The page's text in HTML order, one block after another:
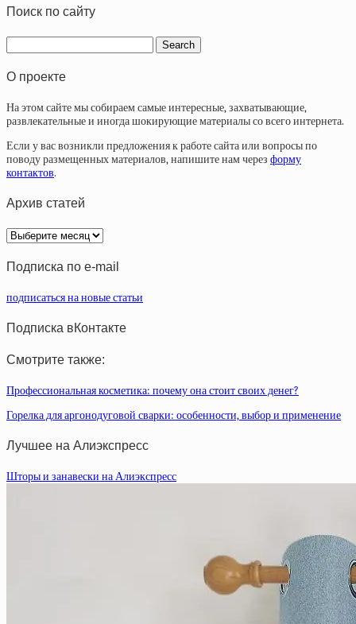
Поиск по сайту
О проекте
На этом сайте мы собираем самые интересные, захватывающие,
развлекательные и иногда шокирующие материалы со всего интернета.
Если у вас возникли предложения к работе сайта или вопросы по
поводу размещенных материалов, напишите нам через форму
контактов.
Архив статей
Архив
статей
Подписка по e-mail
подписаться на новые статьи
Подписка вКонтакте
Смотрите также:
Профессиональная косметика: почему она стоит своих денег?
Горелка для аргонодуговой сварки: особенности, выбор и применение
Лучшее на Алиэкспресс
Шторы и занавески на Алиэкспресс